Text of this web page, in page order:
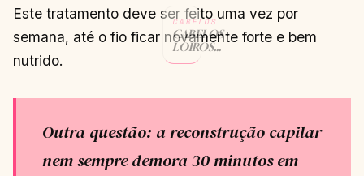
CABELOS
CABELOS
LOIROS
COM
TIPOS PARA
CONTINUAR
Este tratamento deve ser feito uma vez por
semana, até o fio ficar novamente forte e bem
nutrido.
Outra questão: a reconstrução capilar
nem sempre demora 30 minutos em